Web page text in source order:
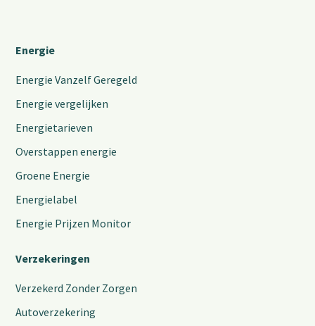
Energie
Energie Vanzelf Geregeld
Energie vergelijken
Energietarieven
Overstappen energie
Groene Energie
Energielabel
Energie Prijzen Monitor
Verzekeringen
Verzekerd Zonder Zorgen
Autoverzekering